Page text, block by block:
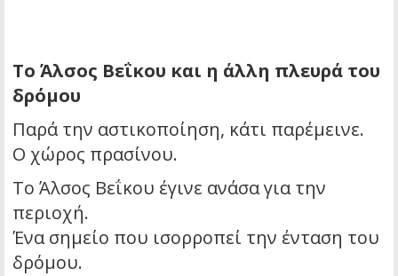
Το Άλσος Βεΐκου και η άλλη πλευρά του
δρόμου
Παρά την αστικοποίηση, κάτι παρέμεινε.
Ο χώρος πρασίνου.
Το Άλσος Βεΐκου έγινε ανάσα για την
περιοχή.
Ένα σημείο που ισορροπεί την ένταση του
δρόμου.